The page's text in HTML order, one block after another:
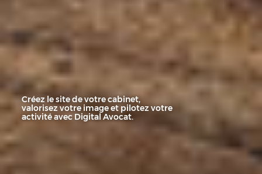
Créez le site de votre cabinet,
valorisez votre image et pilotez votre
activité avec Digital Avocat.